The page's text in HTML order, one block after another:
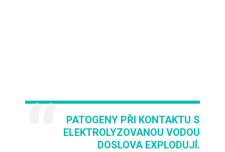
PATOGENY PŘI KONTAKTU S
ELEKTROLYZOVANOU VODOU
DOSLOVA EXPLODUJÍ.